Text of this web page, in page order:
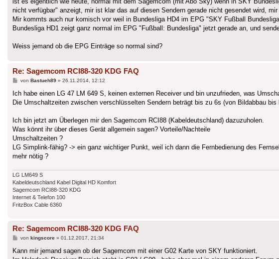
nicht verfügbar" anzeigt, mir ist klar das auf diesen Sendern gerade nicht gesendet wird,
Mir kommts auch nur komisch vor weil in Bundesliga HD4 im EPG "SKY Fußball
Bundesliga HD1 zeigt ganz normal im EPG "Fußball: Bundesliga" jetzt gerade an, und
Weiss jemand ob die EPG Einträge so normal sind?
Re: Sagemcom RCI88-320 KDG FAQ
Beitrag
von Bastueh89» 26.11.2014, 12:12
Ich habe einen LG 47 LM 649 S, keinen externen Receiver und bin unzufrieden, was
Die Umschaltzeiten zwischen verschlüsselten Sendern beträgt bis zu 6s (von Bildabbau
Ich bin jetzt am Überlegen mir den Sagemcom RCI88 (Kabeldeutschland) dazuzuholen.
Was könnt ihr über dieses Gerät allgemein sagen? Vorteile/Nachteile
Umschaltzeiten ?
LG Simplink-fähig? -> ein ganz wichtiger Punkt, weil ich dann die Fernbedienung des
mehr nötig ?
LG LM649 S
Kabeldeutschland Kabel Digital HD Komfort
Sagemcom RCI88-320 KDG
Internet & Telefon 100
FritzBox Cable 6360
Re: Sagemcom RCI88-320 KDG FAQ
Beitrag
von kingscore» 01.12.2017, 21:34
Kann mir jemand sagen ob der Sagemcom mit einer G02 Karte von SKY funktioniert.